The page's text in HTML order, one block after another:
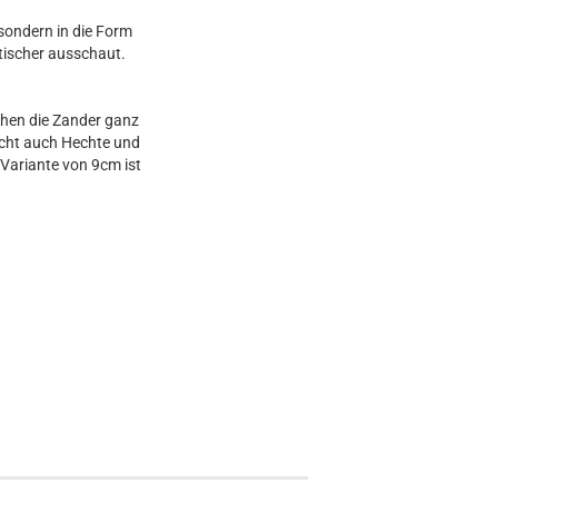
in die Form
ausschaut.
die Zander ganz
auch Hechte und
von 9cm ist